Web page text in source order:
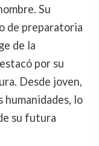
Su
de preparatoria
de la
por su
Desde joven,
lo
su futura